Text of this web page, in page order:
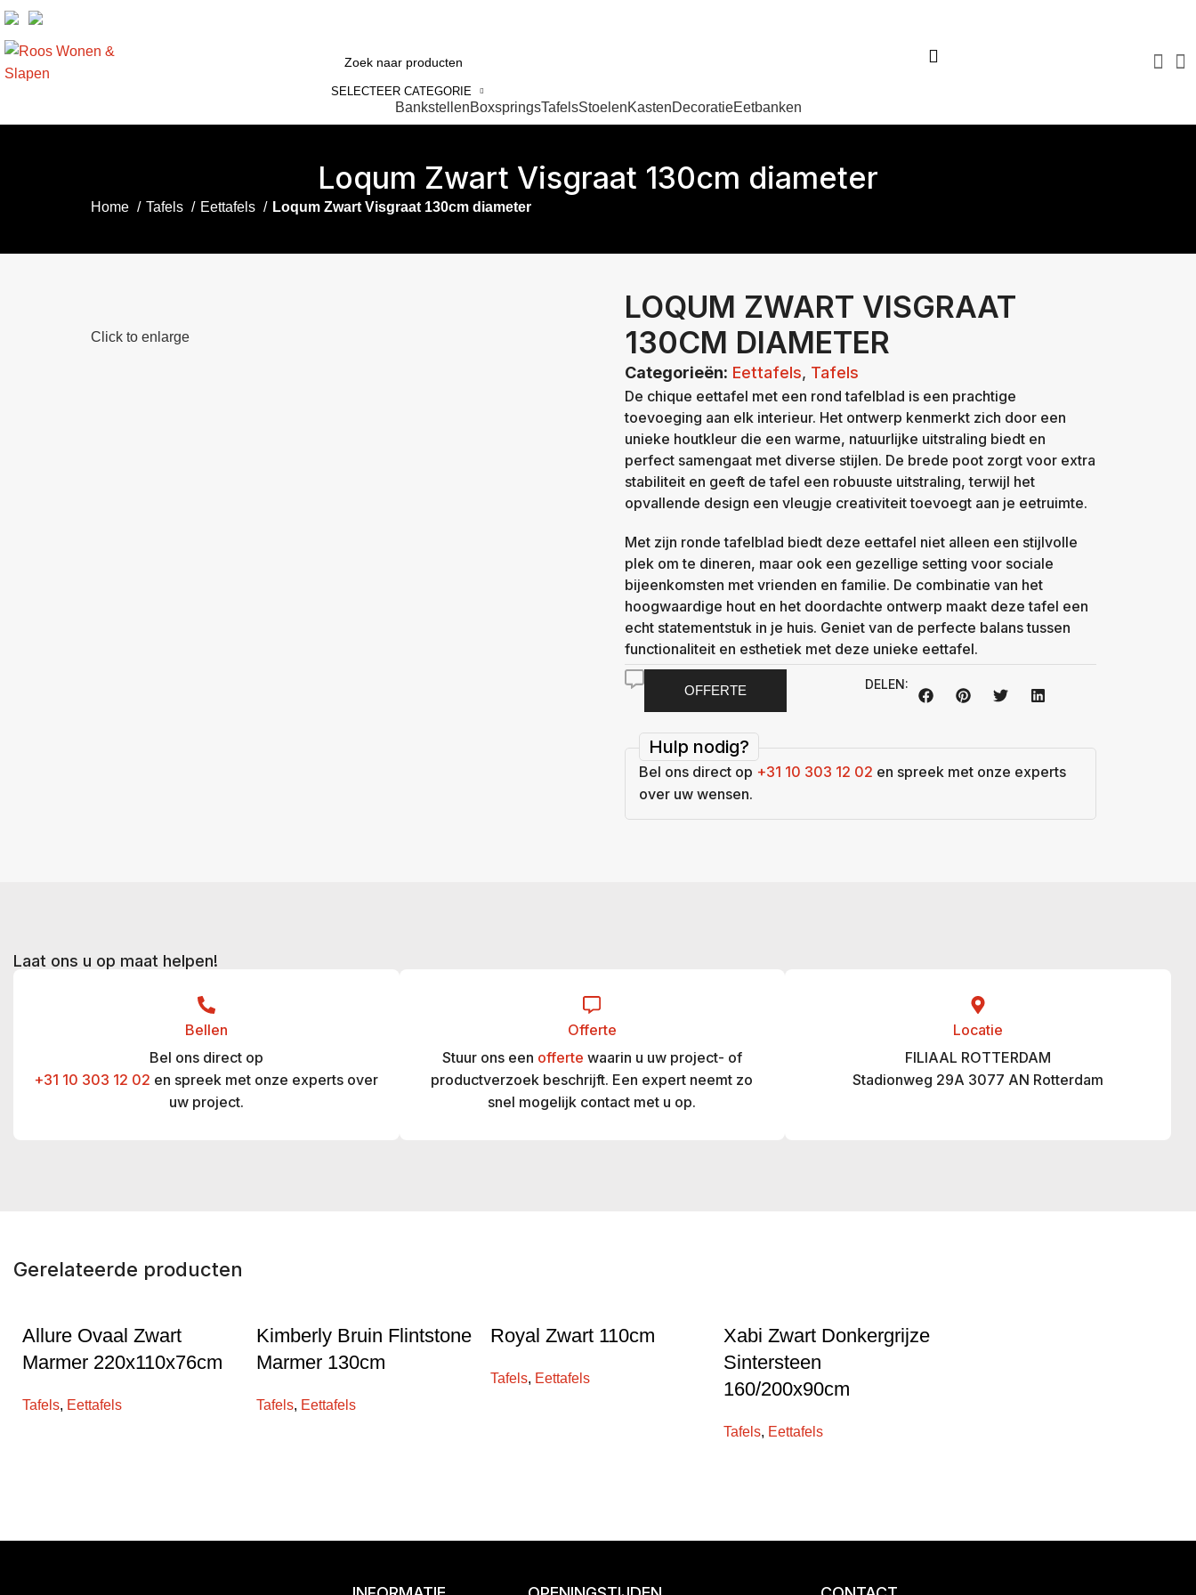
SELECTEER CATEGORIE
BankstellenBoxspringsTafelsStoelenKastenDecoratieEetbanken
Loqum Zwart Visgraat 130cm diameter
Home Tafels Eettafels Loqum Zwart Visgraat 130cm diameter
Click to enlarge
LOQUM ZWART VISGRAAT
130CM DIAMETER
Categorieën: Eettafels, Tafels
De chique eettafel met een rond tafelblad is een prachtige
toevoeging aan elk interieur. Het ontwerp kenmerkt zich door een
unieke houtkleur die een warme, natuurlijke uitstraling biedt en
perfect samengaat met diverse stijlen. De brede poot zorgt voor extra
stabiliteit en geeft de tafel een robuuste uitstraling, terwijl het
opvallende design een vleugje creativiteit toevoegt aan je eetruimte.
Met zijn ronde tafelblad biedt deze eettafel niet alleen een stijlvolle
plek om te dineren, maar ook een gezellige setting voor sociale
bijeenkomsten met vrienden en familie. De combinatie van het
hoogwaardige hout en het doordachte ontwerp maakt deze tafel een
echt statementstuk in je huis. Geniet van de perfecte balans tussen
functionaliteit en esthetiek met deze unieke eettafel.
OFFERTE DELEN:
Hulp nodig?
Bel ons direct op +31 10 303 12 02 en spreek met onze experts
over uw wensen.
Laat ons u op maat helpen!
Bellen
Bel ons direct op
+31 10 303 12 02 en spreek met onze experts over
uw project.
Offerte
Stuur ons een offerte waarin u uw project- of
productverzoek beschrijft. Een expert neemt zo
snel mogelijk contact met u op.
Locatie
FILIAAL ROTTERDAM
Stadionweg 29A 3077 AN Rotterdam
Gerelateerde producten
Allure Ovaal Zwart
Marmer 220x110x76cm
Tafels, Eettafels
Kimberly Bruin Flintstone
Marmer 130cm
Tafels, Eettafels
Royal Zwart 110cm
Tafels, Eettafels
Xabi Zwart Donkergrijze
Sintersteen
160/200x90cm
Tafels, Eettafels